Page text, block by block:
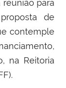
para
de
contemple
na Reitoria